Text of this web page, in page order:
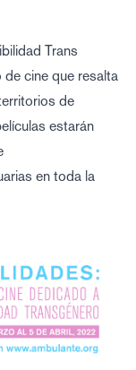
Trans
de cine que resalta
de
estarán
en toda la